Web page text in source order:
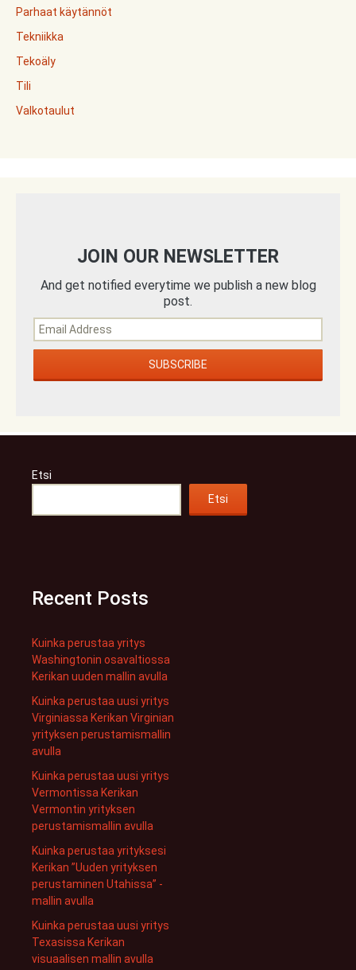
Parhaat käytännöt
Tekniikka
Tekoäly
Tili
Valkotaulut
JOIN OUR NEWSLETTER
And get notified everytime we publish a new blog
post.
Etsi
Etsi
Recent Posts
Kuinka perustaa yritys
Washingtonin osavaltiossa
Kerikan uuden mallin avulla
Kuinka perustaa uusi yritys
Virginiassa Kerikan Virginian
yrityksen perustamismallin
avulla
Kuinka perustaa uusi yritys
Vermontissa Kerikan
Vermontin yrityksen
perustamismallin avulla
Kuinka perustaa yrityksesi
Kerikan ”Uuden yrityksen
perustaminen Utahissa” -
mallin avulla
Kuinka perustaa uusi yritys
Texasissa Kerikan
visuaalisen mallin avulla